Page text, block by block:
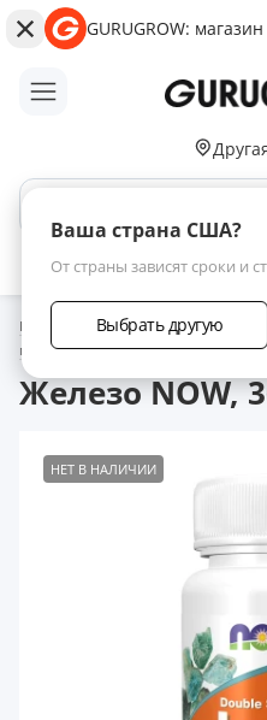
GURUGROW:
Ваша страна США?
От страны зависят сроки и
Выбрать другую
АКЦИИ НОВИНКИБРЕНДЫ
Главная Каталог товаров
пищевые добавки
Железо NOW,
Железо NOW,
НЕТ В НАЛИЧИИ